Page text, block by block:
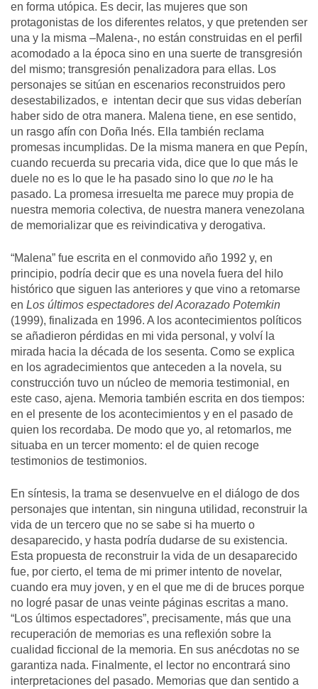
en forma utópica. Es decir, las mujeres que son
protagonistas de los diferentes relatos, y que pretenden ser
una y la misma –Malena-, no están construidas en el perfil
acomodado a la época sino en una suerte de transgresión
del mismo; transgresión penalizadora para ellas. Los
personajes se sitúan en escenarios reconstruidos pero
desestabilizados, e intentan decir que sus vidas deberían
haber sido de otra manera. Malena tiene, en ese sentido,
un rasgo afín con Doña Inés. Ella también reclama
promesas incumplidas. De la misma manera en que Pepín,
cuando recuerda su precaria vida, dice que lo que más le
duele no es lo que le ha pasado sino lo que no le ha
pasado. La promesa irresuelta me parece muy propia de
nuestra memoria colectiva, de nuestra manera venezolana
de memorializar que es reivindicativa y derogativa.
“Malena” fue escrita en el conmovido año 1992 y, en
principio, podría decir que es una novela fuera del hilo
histórico que siguen las anteriores y que vino a retomarse
en Los últimos espectadores del Acorazado Potemkin
(1999), finalizada en 1996. A los acontecimientos políticos
se añadieron pérdidas en mi vida personal, y volví la
mirada hacia la década de los sesenta. Como se explica
en los agradecimientos que anteceden a la novela, su
construcción tuvo un núcleo de memoria testimonial, en
este caso, ajena. Memoria también escrita en dos tiempos:
en el presente de los acontecimientos y en el pasado de
quien los recordaba. De modo que yo, al retomarlos, me
situaba en un tercer momento: el de quien recoge
testimonios de testimonios.
En síntesis, la trama se desenvuelve en el diálogo de dos
personajes que intentan, sin ninguna utilidad, reconstruir la
vida de un tercero que no se sabe si ha muerto o
desaparecido, y hasta podría dudarse de su existencia.
Esta propuesta de reconstruir la vida de un desaparecido
fue, por cierto, el tema de mi primer intento de novelar,
cuando era muy joven, y en el que me di de bruces porque
no logré pasar de unas veinte páginas escritas a mano.
“Los últimos espectadores”, precisamente, más que una
recuperación de memorias es una reflexión sobre la
cualidad ficcional de la memoria. En sus anécdotas no se
garantiza nada. Finalmente, el lector no encontrará sino
interpretaciones del pasado. Memorias que dan sentido a